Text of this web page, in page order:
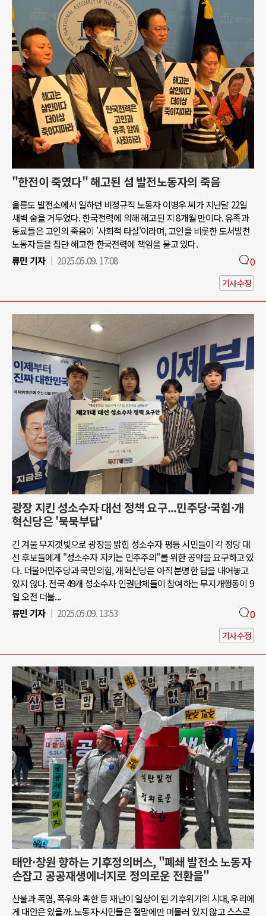
"한전이 죽였다" 해고된 섬 발전노동자의 죽음
울릉도 발전소에서 일하던 비정규직 노동자 이병우 씨가 지난달 22일
새벽 숨을 거두었다. 한국전력에 의해 해고된 지 8개월 만이다. 유족과
동료들은 고인의 죽음이 '사회적 타살'이라며, 고인을 비롯한 도서발전
노동자들을 집단 해고한 한국전력에 책임을 묻고 있다.
류민 기자
2025.05.09. 17:08 0
기사수정
광장 지킨 성소수자 대선 정책 요구...민주당·국힘·개
혁신당은 '묵묵부답'
긴 겨울 무지갯빛으로 광장을 밝힌 성소수자 평등 시민들이 각 정당 대
선 후보들에게 "성소수자 지키는 민주주의"를 위한 공약을 요구하고 있
다. 더불어민주당과 국민의힘, 개혁신당은 아직 분명한 답을 내어놓고
있지 않다. 전국 49개 성소수자 인권단체들이 참여하는 무지개행동이 9
일 오전 더불...
류민 기자
2025.05.09. 13:53 0
기사수정
태안·창원 향하는 기후정의버스, "폐쇄 발전소 노동자
손잡고 공공재생에너지로 정의로운 전환을"
산불과 폭염, 폭우와 혹한 등 재난이 일상이 된 기후위기의 시대, 우리에
게 대안은 있을까. 노동자·시민들은 절망에만 머물러 있지 않고 스스로